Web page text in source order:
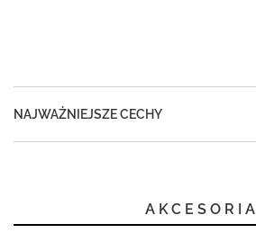
NAJWAŻNIEJSZE CECHY
AKCESORIA